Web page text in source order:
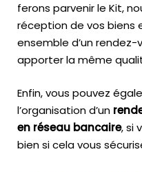
ferons parvenir le Kit,
réception de vos biens
ensemble d’un rendez-
apporter la même
Enfin, vous pouvez
l’organisation d’un
en réseau bancaire, si
bien si cela vous